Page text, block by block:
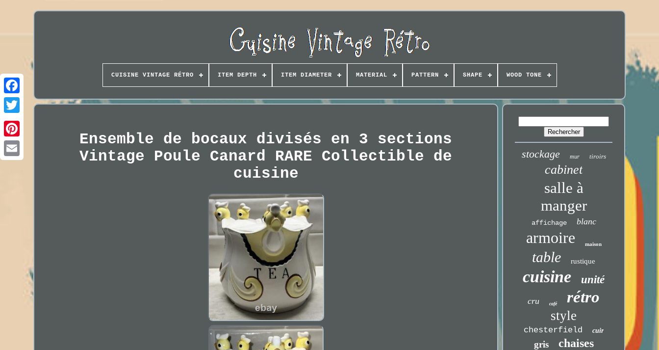
CUISINE VINTAGE RÉTRO ITEM DEPTH ITEM DIAMETER MATERIAL PATTERN SHAPE WOOD TONE
Ensemble de bocaux divisés en 3 sections
Vintage Poule Canard RARE Collectible de
cuisine
stockage mur tiroirs
cabinet
salle à
manger
affichage blanc
armoire maison
table rustique
cuisine unité
cru café rétro
style
chesterfield cuir
gris chaises